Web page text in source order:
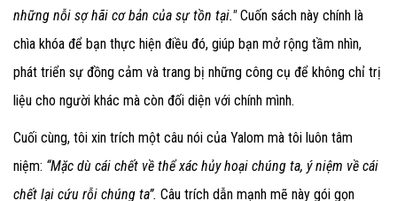
những nỗi sợ hãi cơ bản của sự tồn tại."Cuốn sách này chính là
chìa khóa để bạn thực hiện điều đó, giúp bạn mở rộng tầm nhìn,
phát triển sự đồng cảm và trang bị những công cụ để không chỉ trị
liệu cho người khác mà còn đối diện với chính mình.
Cuối cùng, tôi xin trích một câu nói của Yalom mà tôi luôn tâm
niệm: “Mặc dù cái chết về thể xác hủy hoại chúng ta, ý niệm về cái
chết lại cứu rỗi chúng ta”. Câu trích dẫn mạnh mẽ này gói gọn